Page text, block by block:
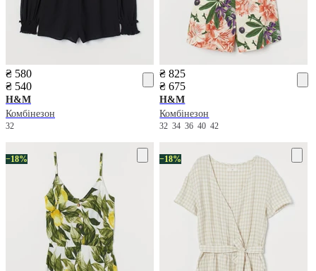
₴ 580
₴ 540
H&M
Комбінезон
32
₴ 825
₴ 675
H&M
Комбінезон
3234364042
−18% −18%